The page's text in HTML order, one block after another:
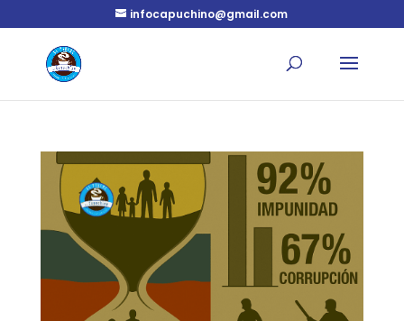
infocapuchino@gmail.com